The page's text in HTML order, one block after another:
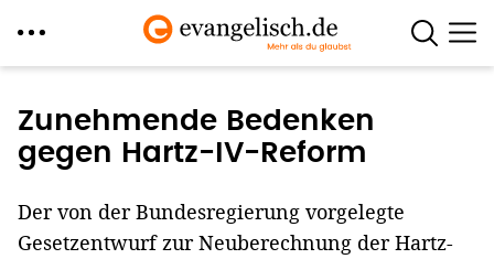
zum
Inhalt
Zunehmende Bedenken
gegen Hartz-IV-Reform
Der von der Bundesregierung vorgelegte
Gesetzentwurf zur Neuberechnung der Hartz-